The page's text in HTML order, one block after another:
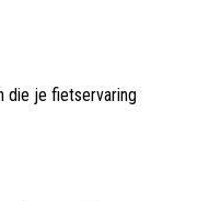
die je fietservaring